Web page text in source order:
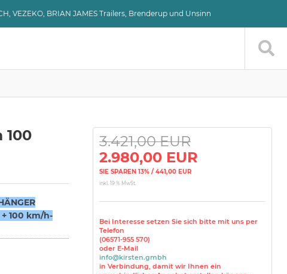
VEZEKO, BRIAN JAMES Trailers, Brenderup und Unsinn
100
100 km/h-
3.421,00 EUR
2.980,00 EUR
SIE SPAREN 13% / 441,00 EUR
inkl. 19 % MwSt.
Bei Interesse setzen Sie sich bitte mit uns per
Telefon
(06571-955 570)
oder E-Mail
info@kirsten.gmbh
in Verbindung, damit wir Ihnen ein